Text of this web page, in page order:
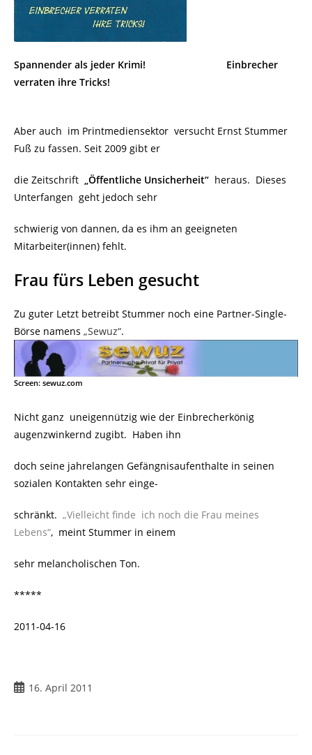
Spannender als jeder Krimi!
Einbrecher
verraten ihre Tricks!
Aber auch im Printmediensektor versucht Ernst Stummer
Fuß zu fassen. Seit 2009 gibt er
die Zeitschrift „Öffentliche Unsicherheit“ heraus. Dieses
Unterfangen geht jedoch sehr
schwierig von dannen, da es ihm an geeigneten
Mitarbeiter(innen) fehlt.
Frau fürs Leben gesucht
Zu guter Letzt betreibt Stummer noch eine Partner-Single-
Börse namens „Sewuz“.
Screen: sewuz.com
Nicht ganz uneigennützig wie der Einbrecherkönig
augenzwinkernd zugibt. Haben ihn
doch seine jahrelangen Gefängnisaufenthalte in seinen
sozialen Kontakten sehr einge-
schränkt. „Vielleicht finde ich noch die Frau meines
Lebens“, meint Stummer in einem
sehr melancholischen Ton.
*****
2011-04-16
Beitrag16. April 2011